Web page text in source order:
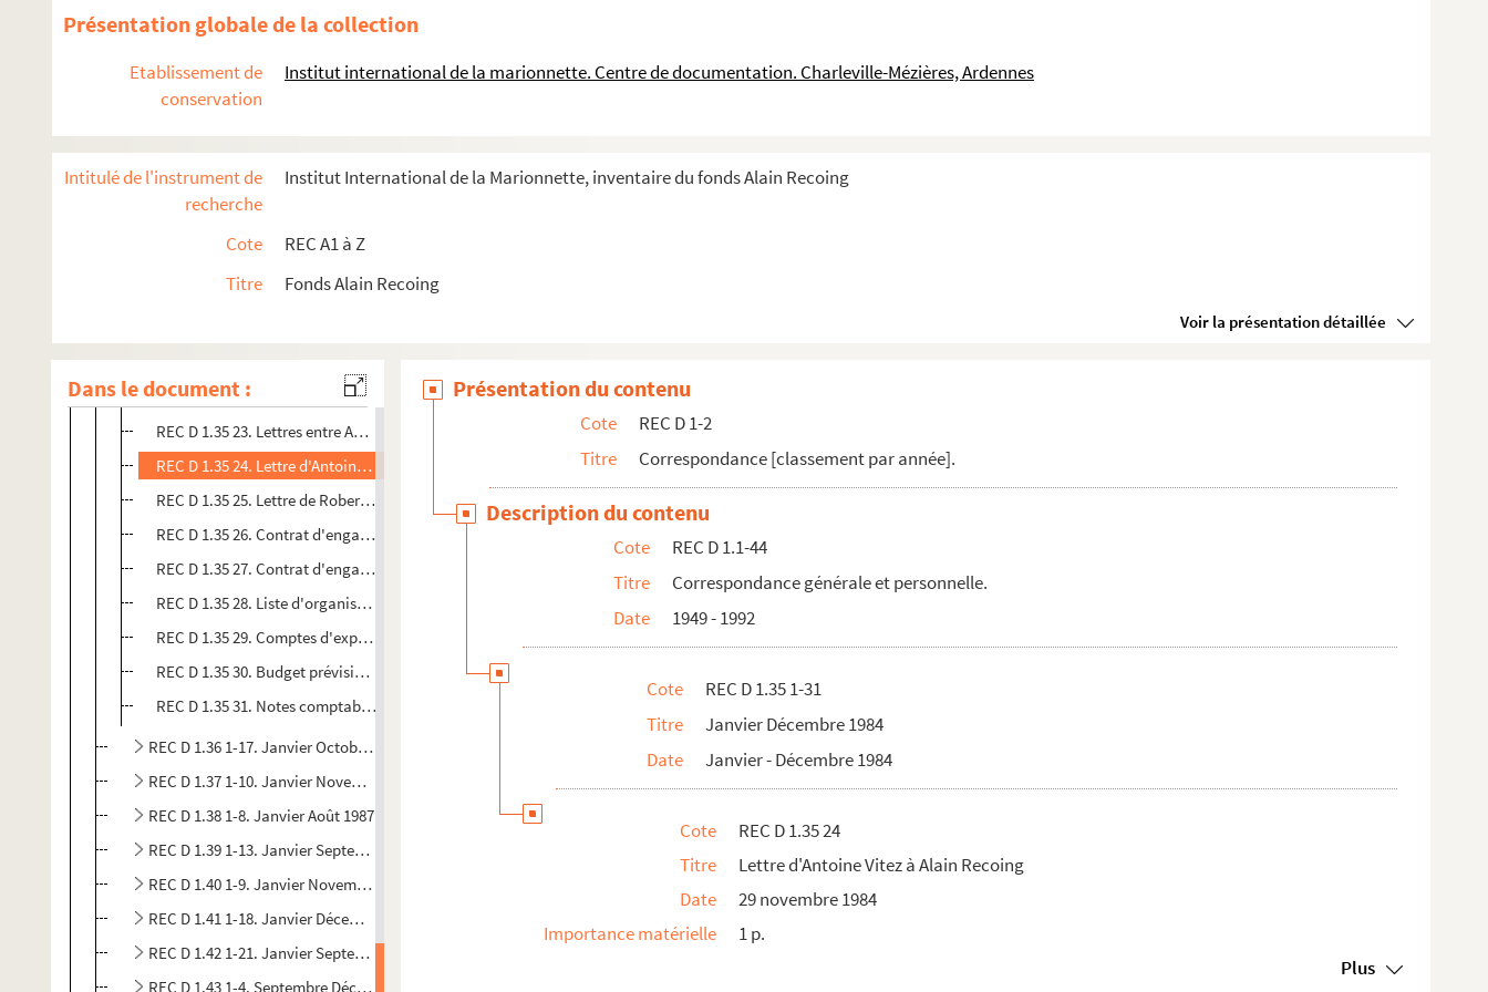
Présentation globale de la collection
Etablissement de
conservation
Institut international de la marionnette. Centre de documentation. Charleville-Mézières, Ardennes
Intitulé de l'instrument de
recherche
Institut International de la Marionnette, inventaire du fonds Alain Recoing
Cote
REC A1 à Z
Titre
Fonds Alain Recoing
Voir la présentation détaillée
Dans le document :
REC D 1.35 11. Lettre de Marie-Louise et David Recoing à la société des auteurs et compositeurs dramatiques
REC D 1.35 13. Lettre d'information de la section française de l'Union internationale de la marionnette
REC D 1.35 15. Lettre d'Alain Recoing à Marie-Josée Roig
REC D 1.35 16. Lettres entre Alain Recoing et Françoise Le Tellier
REC D 1.35 19. Lettre d'Alain Recoing à Jacques Félix
REC D 1.35 21. Lettre de Serge Dotti à Alain Recoing
REC D 1.35 22. Lettre de Bernard Coutant à Alain Recoing
REC D 1.35 23. Lettres entre Antoine Vitez et Alain Recoing
REC D 1.35 24. Lettre d'Antoine Vitez à Alain Recoing
REC D 1.35 25. Lettre de Robert Abirached à Alain Recoing
REC D 1.35 26. Contrat d'engagement d'Alain Recoing pour le spectacle La mascotte
REC D 1.35 27. Contrat d'engagement du Théâtre aux mains nues par la société Artistic-Voltaire
REC D 1.35 28. Liste d'organismes culturels
REC D 1.35 29. Comptes d'exploitation du théâtre aux mains nues
REC D 1.35 30. Budget prévisionnel du Théâtre aux mains nues
REC D 1.35 31. Notes comptables pour l'établissement des comptes d'exploitations
REC D 1.36 1-17. Janvier Octobre 1985
REC D 1.37 1-10. Janvier Novembre 1986
REC D 1.38 1-8. Janvier Août 1987
REC D 1.39 1-13. Janvier Septembre 1988
REC D 1.40 1-9. Janvier Novembre 1989
REC D 1.41 1-18. Janvier Décembre 1990
REC D 1.42 1-21. Janvier Septembre 1991
REC D 1.43 1-4. Septembre Décembre 1992
Présentation du contenu
Cote
REC D 1-2
Titre
Correspondance [classement par année].
Description du contenu
Cote
REC D 1.1-44
Titre
Correspondance générale et personnelle.
Date
1949 - 1992
Cote
REC D 1.35 1-31
Titre
Janvier Décembre 1984
Date
Janvier - Décembre 1984
Cote
REC D 1.35 24
Titre
Lettre d'Antoine Vitez à Alain Recoing
Date
29 novembre 1984
Importance matérielle
1 p.
Plus